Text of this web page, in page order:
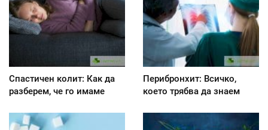
Спастичен колит: Как да
разберем, че го имаме
Перибронхит: Всичко,
което трябва да знаем